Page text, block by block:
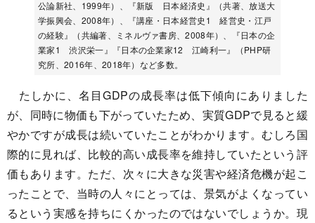
公論新社、1999年）、『新版 日本経済史』（共著、放送大
学振興会、2008年）、『講座・日本経営史1 経営史・江戸
の経験』（共編著、ミネルヴァ書房、2008年）、『日本の企
業家1 渋沢栄一』『日本の企業家12 江崎利一』（PHP研
究所、2016年、2018年）など多数。
たしかに、名目GDPの成長率は低下傾向にありました
が、同時に物価も下がっていたため、実質GDPで見ると緩
やかですが成長は続いていたことがわかります。むしろ国
際的に見れば、比較的高い成長率を維持していたという評
価もあります。ただ、次々に大きな災害や経済危機が起こ
ったことで、当時の人々にとっては、景気がよくなってい
るという実感を持ちにくかったのではないでしょうか。現